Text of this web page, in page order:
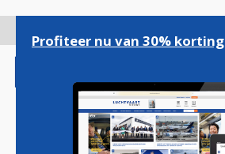
gaan
Profiteer nu van 30% korting